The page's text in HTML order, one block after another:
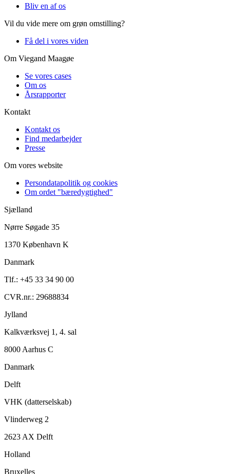
Bliv en af os
Vil du vide mere om grøn omstilling?
Få del i vores viden
Om Viegand Maagøe
Se vores cases
Om os
Årsrapporter
Kontakt
Kontakt os
Find medarbejder
Presse
Om vores website
Persondatapolitik og cookies
Om ordet "bæredygtighed"
Sjælland
Nørre Søgade 35
1370 København K
Danmark
Tlf.: +45 33 34 90 00
CVR.nr.: 29688834
Jylland
Kalkværksvej 1, 4. sal
8000 Aarhus C
Danmark
Delft
VHK (datterselskab)
Vlinderweg 2
2623 AX Delft
Holland
Bruxelles